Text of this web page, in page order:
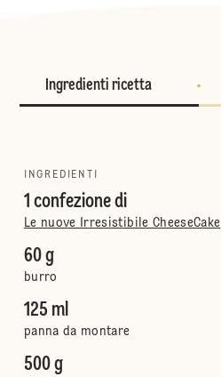
Ingredienti ricetta
INGREDIENTI
1 confezione di
Le nuove Irresistibile CheeseCake
60 g
burro
125 ml
panna da montare
500 g